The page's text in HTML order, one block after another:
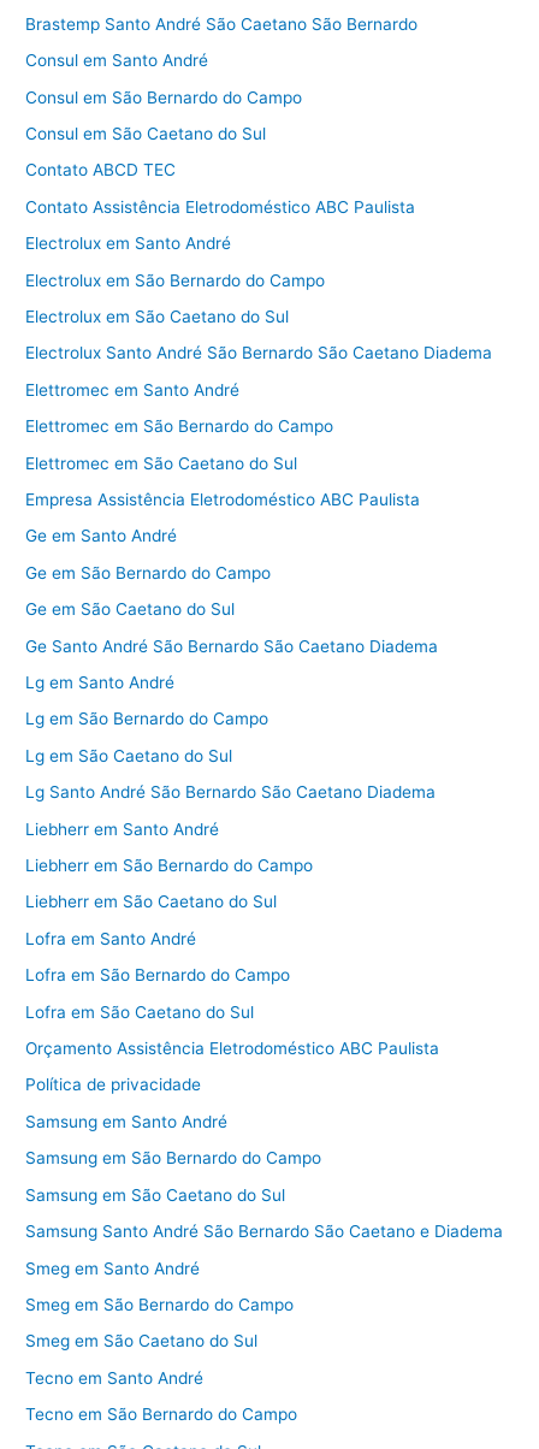
Brastemp Santo André São Caetano São Bernardo
Consul em Santo André
Consul em São Bernardo do Campo
Consul em São Caetano do Sul
Contato ABCD TEC
Contato Assistência Eletrodoméstico ABC Paulista
Electrolux em Santo André
Electrolux em São Bernardo do Campo
Electrolux em São Caetano do Sul
Electrolux Santo André São Bernardo São Caetano Diadema
Elettromec em Santo André
Elettromec em São Bernardo do Campo
Elettromec em São Caetano do Sul
Empresa Assistência Eletrodoméstico ABC Paulista
Ge em Santo André
Ge em São Bernardo do Campo
Ge em São Caetano do Sul
Ge Santo André São Bernardo São Caetano Diadema
Lg em Santo André
Lg em São Bernardo do Campo
Lg em São Caetano do Sul
Lg Santo André São Bernardo São Caetano Diadema
Liebherr em Santo André
Liebherr em São Bernardo do Campo
Liebherr em São Caetano do Sul
Lofra em Santo André
Lofra em São Bernardo do Campo
Lofra em São Caetano do Sul
Orçamento Assistência Eletrodoméstico ABC Paulista
Política de privacidade
Samsung em Santo André
Samsung em São Bernardo do Campo
Samsung em São Caetano do Sul
Samsung Santo André São Bernardo São Caetano e Diadema
Smeg em Santo André
Smeg em São Bernardo do Campo
Smeg em São Caetano do Sul
Tecno em Santo André
Tecno em São Bernardo do Campo